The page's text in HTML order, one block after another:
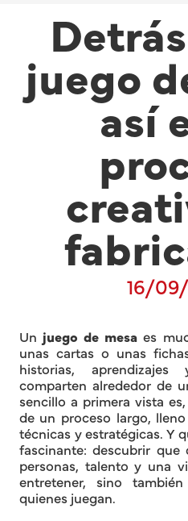
juego
así
16/
Un juego de mesa es
unas cartas o unas
historias,
comparten alrededor de
sencillo a primera vista
de un proceso largo,
técnicas y estratégicas. Y
fascinante: descubrir
personas, talento y una
entretener, sino
quienes juegan.